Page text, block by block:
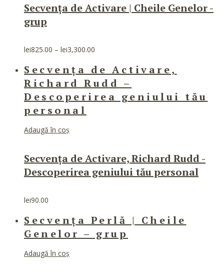
mai
pot
fi
alese
în
pagina
produsului.
Secvența de Activare | Cheile Genelor -
grup
lei825.00 – lei3,300.00
prețuri:
lei825.00
până
la
Secvența de Activare,
Richard Rudd –
Descoperirea geniului tău
personal
Adaugă în coș
Secvența de Activare, Richard Rudd -
Descoperirea geniului tău personal
lei90.00
Secvența Perlă | Cheile
Genelor – grup
Adaugă în coș